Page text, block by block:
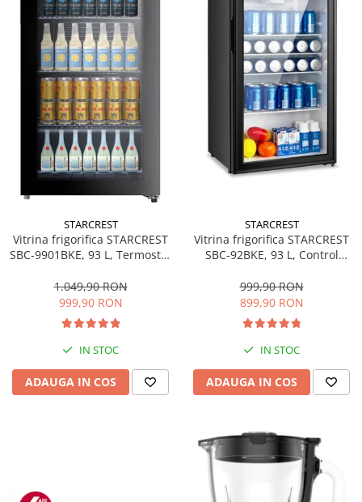
personala
Uscatoare de par
Obiecte sanitare
Accesorii
Alte obiecte sanitare
Resigilate
STARCREST
Vitrina frigorifica STARCREST
SBC-9901BKE, 93 L, Termostat
sticla, H 84.5 cm, Negru
1.049,90 RON
999,90 RON
IN STOC
ADAUGA IN COS
STARCREST
Vitrina frigorifica STARCREST
SBC-92BKE, 93 L, Control
83.2 cm, Negru
999,90 RON
899,90 RON
IN STOC
ADAUGA IN COS